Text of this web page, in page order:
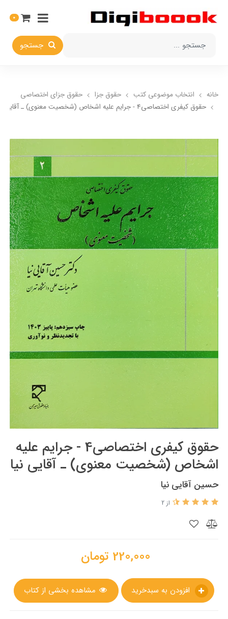
جستجو
0
خانه انتخاب​ موضوعي​ کتب حقوق جزا
حقوق جزاي اختصاصي
حقوق کیفری اختصاصی4 - جرایم علیه اشخاص (شخصیت معنوی) ـ آقایی نیا
حقوق کیفری اختصاصی4 - جرایم علیه
اشخاص (شخصیت معنوی) ـ آقایی نیا
حسین آقایی نیا
از 2
220,000 تومان
مشاهده بخشی از کتاب